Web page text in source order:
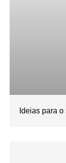
Ideias para